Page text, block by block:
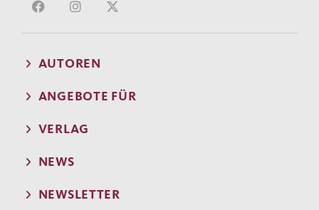
AUTOREN
ANGEBOTE FÜR
VERLAG
NEWS
NEWSLETTER